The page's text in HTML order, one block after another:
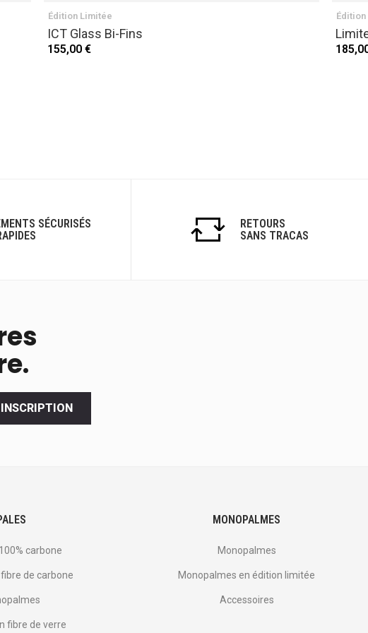
Édition Limitée
ICT Glass Bi-Fins
155,00 €
SÉCURISÉS
RETOURS
SANS TRACAS
INSCRIPTION
carbone
de carbone
fibre de verre
MONOPALMES
Monopalmes
Monopalmes en édition limitée
Accessoires